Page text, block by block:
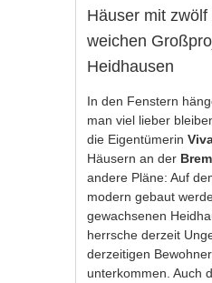
Häuser mit
weichen
Heidhausen
In den Fenstern
man viel lieber
die Eigentümerin
Häusern an der
andere Pläne: Auf
modern gebaut
gewachsenen
herrsche derzeit
derzeitigen
unterkommen. Auch